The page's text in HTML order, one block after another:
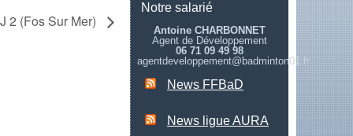
2 (Fos Sur Mer)
Notre salarié
Antoine CHARBONNET
Agent de Développement
06 71 09 49 98
agentdeveloppement@badminton01.fr
News FFBaD
News ligue AURA